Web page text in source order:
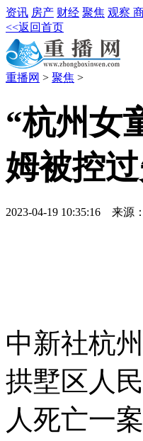
资讯 房产 财经 聚焦 观察
<<返回首页
重播网 > 聚焦 >
“杭州女
姆被控
2023-04-19 10:35:16 来源
中新社杭
拱墅区人
人死亡一